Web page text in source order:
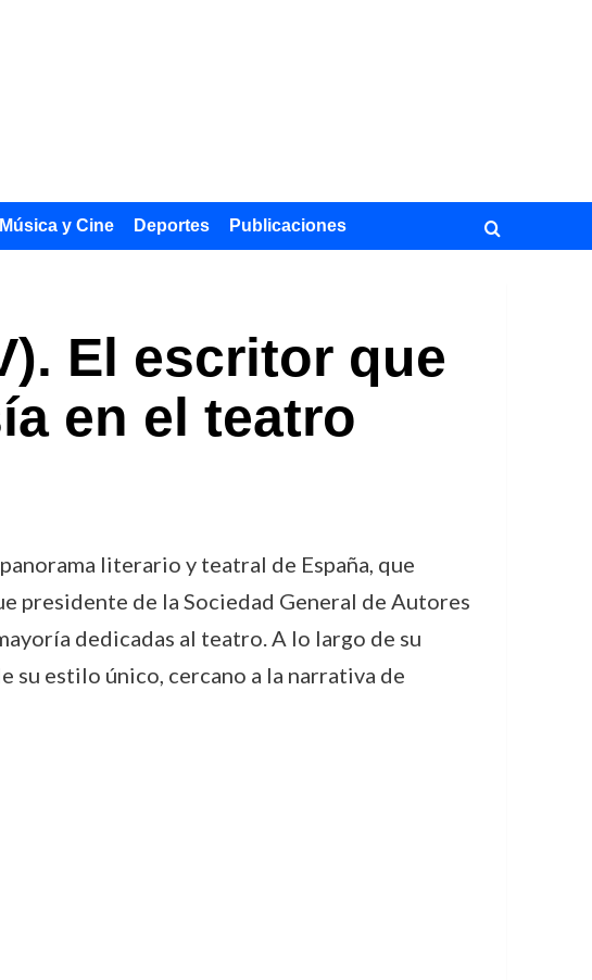
Música y Cine Deportes Publicaciones
El escritor que
en el teatro
literario y teatral de España, que
presidente de la Sociedad General de Autores
dedicadas al teatro. A lo largo de su
su estilo único, cercano a la narrativa de